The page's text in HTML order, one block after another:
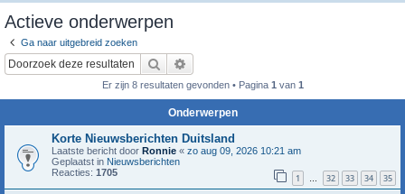
Actieve onderwerpen
Ga naar uitgebreid zoeken
Zoek
Er zijn 8 resultaten gevonden • Pagina 1 van 1
Onderwerpen
Korte Nieuwsberichten Duitsland
Laatste bericht door Ronnie « zo aug 09, 2026 10:21 am
Geplaatst in Nieuwsberichten
Reacties: 1705 1 … 32 33 34 35